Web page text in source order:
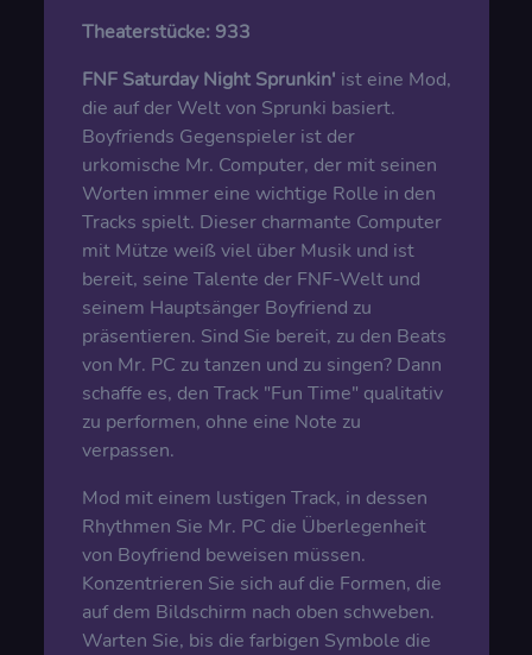
Theaterstücke: 933
FNF Saturday Night Sprunkin' ist eine Mod,
die auf der Welt von Sprunki basiert.
Boyfriends Gegenspieler ist der
urkomische Mr. Computer, der mit seinen
Worten immer eine wichtige Rolle in den
Tracks spielt. Dieser charmante Computer
mit Mütze weiß viel über Musik und ist
bereit, seine Talente der FNF-Welt und
seinem Hauptsänger Boyfriend zu
präsentieren. Sind Sie bereit, zu den Beats
von Mr. PC zu tanzen und zu singen? Dann
schaffe es, den Track "Fun Time" qualitativ
zu performen, ohne eine Note zu
verpassen.
Mod mit einem lustigen Track, in dessen
Rhythmen Sie Mr. PC die Überlegenheit
von Boyfriend beweisen müssen.
Konzentrieren Sie sich auf die Formen, die
auf dem Bildschirm nach oben schweben.
Warten Sie, bis die farbigen Symbole die